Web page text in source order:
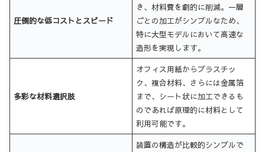
圧倒的な低コストとスピード
き、材料費を劇的に削減。一層
ごとの加工がシンプルなため、
特に大型モデルにおいて高速な
造形を実現します。
多彩な材料選択肢
オフィス用紙からプラスチッ
ク、複合材料、さらには金属箔
まで、シート状に加工できるも
のであれば原理的に材料として
利用可能です。
装置の構造が比較的シンプルで